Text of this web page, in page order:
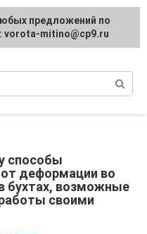
и
способы
деформации во
бухтах, возможные
своими
предложений по
vorota-mitino@cp9.ru